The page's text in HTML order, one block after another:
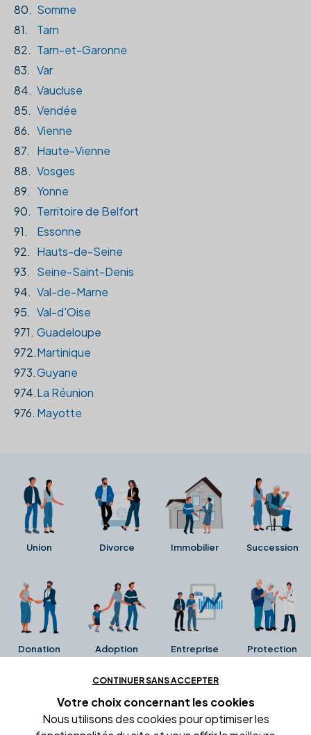
80. Somme
81.
Tarn
82. Tarn-et-Garonne
83. Var
84. Vaucluse
85. Vendée
86. Vienne
87.
Haute-Vienne
88. Vosges
89. Yonne
90. Territoire de Belfort
91.
Essonne
92. Hauts-de-Seine
93.
Seine-Saint-Denis
94. Val-de-Marne
95. Val-d'Oise
971. Guadeloupe
972.Martinique
973.Guyane
974.La Réunion
976. Mayotte
Union Divorce Immobilier Succession
Donation Adoption Entreprise Protection
Ces avis proviennent directement de la fiche Google
Business de l'office notarial. Ils n'ont ni été collectés ni
CONTINUER SANS ACCEPTER
Votre choix concernant les cookies
Nous utilisons des cookies pour optimiser les